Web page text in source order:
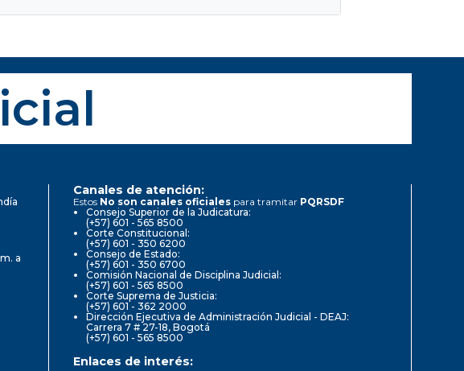
a
Canales de atención:
Estos No son canales oficiales para tramitar PQRSDF
Consejo Superior de la Judicatura:
(+57) 601 - 565 8500
Corte Constitucional:
(+57) 601 - 350 6200
Consejo de Estado:
(+57) 601 - 350 6700
Comisión Nacional de Disciplina Judicial:
(+57) 601 - 565 8500
Corte Suprema de Justicia:
(+57) 601 - 362 2000
Dirección Ejecutiva de Administración Judicial - DEAJ:
Carrera 7 # 27-18, Bogotá
(+57) 601 - 565 8500
Enlaces de interés: